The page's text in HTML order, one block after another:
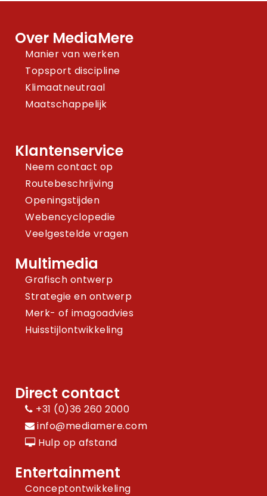
Over MediaMere
Manier van werken
Topsport discipline
Klimaatneutraal
Maatschappelijk
Klantenservice
Neem contact op
Routebeschrijving
Openingstijden
Webencyclopedie
Veelgestelde vragen
Multimedia
Grafisch ontwerp
Strategie en ontwerp
Merk- of imagoadvies
Huisstijlontwikkeling
Direct contact
+31 (0)36 260 2000
info@mediamere.com
Hulp op afstand
Entertainment
Conceptontwikkeling